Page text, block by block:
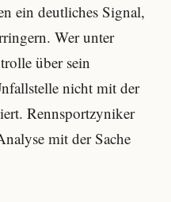
ein deutliches Signal,
Wer unter
über sein
nicht mit der
Rennsportzyniker
mit der Sache